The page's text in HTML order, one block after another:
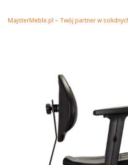
MajsterMeble.pl – Twój partner w